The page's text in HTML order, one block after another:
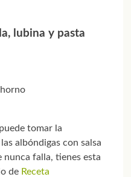
lubina y pasta
tomar la
albóndigas con salsa
nunca falla, tienes esta
de Receta